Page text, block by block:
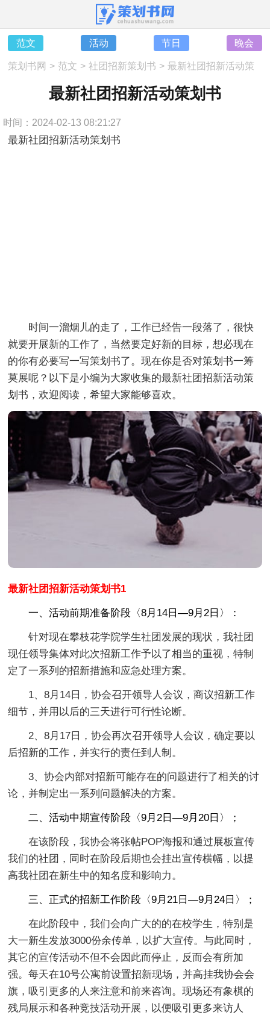
范文 活动 节日 晚会
策划书网 > 范文 > 社团招新策划书 > 最新社团招新活动策
最新社团招新活动策划书
时间：2024-02-13 08:21:27
最新社团招新活动策划书
时间一溜烟儿的走了，工作已经告一段落了，很快
就要开展新的工作了，当然要定好新的目标，想必现在
的你有必要写一写策划书了。现在你是否对策划书一筹
莫展呢？以下是小编为大家收集的最新社团招新活动策
划书，欢迎阅读，希望大家能够喜欢。
最新社团招新活动策划书1
一、活动前期准备阶段〈8月14日—9月2日〉：
针对现在攀枝花学院学生社团发展的现状，我社团
现任领导集体对此次招新工作予以了相当的重视，特制
定了一系列的招新措施和应急处理方案。
1、8月14日，协会召开领导人会议，商议招新工作
细节，并用以后的三天进行可行性论断。
2、8月17日，协会再次召开领导人会议，确定要以
后招新的工作，并实行的责任到人制。
3、协会内部对招新可能存在的问题进行了相关的讨
论，并制定出一系列问题解决的方案。
二、活动中期宣传阶段〈9月2日—9月20日〉；
在该阶段，我协会将张帖POP海报和通过展板宣传
我们的社团，同时在阶段后期也会挂出宣传横幅，以提
高我社团在新生中的知名度和影响力。
三、正式的招新工作阶段〈9月21日—9月24日〉；
在此阶段中，我们会向广大的的在校学生，特别是
大一新生发放3000份余传单，以扩大宣传。与此同时，
其它的宣传活动不但不会因此而停止，反而会有所加
强。每天在10号公寓前设置招新现场，并高挂我协会会
旗，吸引更多的人来注意和前来咨询。现场还有象棋的
残局展示和各种竞技活动开展，以便吸引更多来访人